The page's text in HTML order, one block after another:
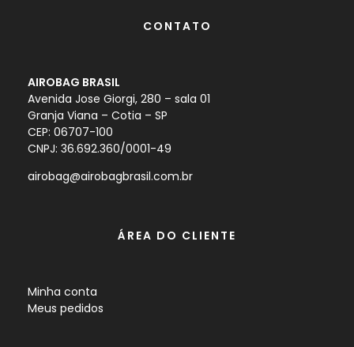
CONTATO
AIROBAG BRASIL
Avenida Jose Giorgi, 280 – sala 01
Granja Viana – Cotia – SP
CEP: 06707-100
CNPJ: 36.692.360/0001-49
airobag@airobagbrasil.com.br
ÁREA DO CLIENTE
Minha conta
Meus pedidos